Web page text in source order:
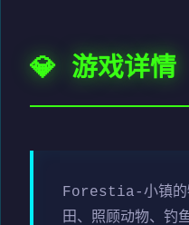
💎 游戏详情
Forestia-小镇的
田、照顾动物、钓